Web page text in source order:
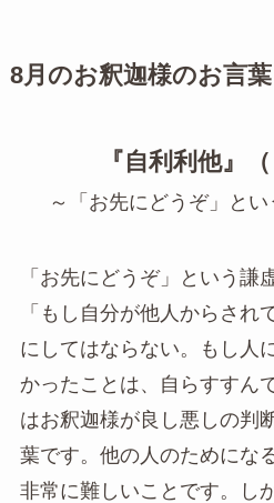
8月のお釈迦様のお言葉
『自利利他』
～「お先にどうぞ」と
「お先にどうぞ」という謙
「もし自分が他人からされ
にしてはならない。もし人
かったことは、自らすすん
はお釈迦様が良し悪しの判
葉です。他の人のためにな
非常に難しいことです。し